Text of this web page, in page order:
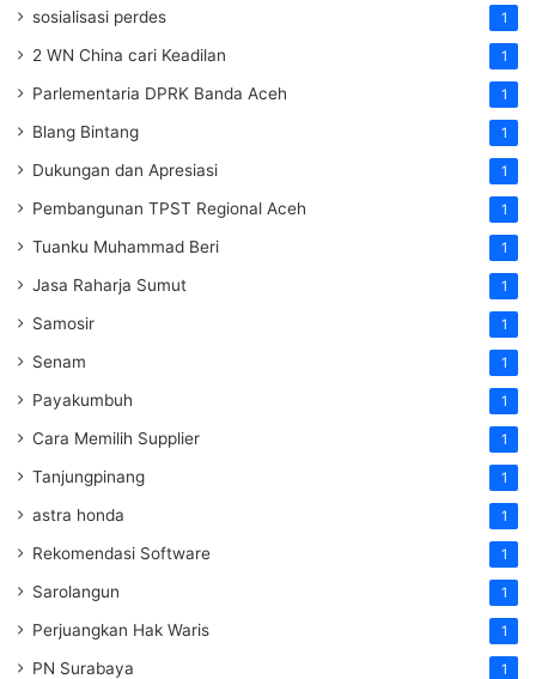
sosialisasi perdes 1
2 WN China cari Keadilan 1
Parlementaria DPRK Banda Aceh 1
Blang Bintang 1
Dukungan dan Apresiasi 1
Pembangunan TPST Regional Aceh 1
Tuanku Muhammad Beri 1
Jasa Raharja Sumut 1
Samosir 1
Senam 1
Payakumbuh 1
Cara Memilih Supplier 1
Tanjungpinang 1
astra honda 1
Rekomendasi Software 1
Sarolangun 1
Perjuangkan Hak Waris 1
PN Surabaya 1